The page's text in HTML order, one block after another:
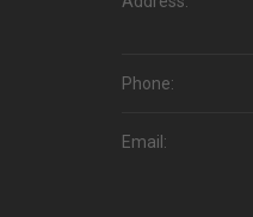
Phone:
Email: